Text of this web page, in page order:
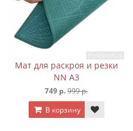
Мат для раскроя и резки
NN А3
749 р.999 р.
В корзину